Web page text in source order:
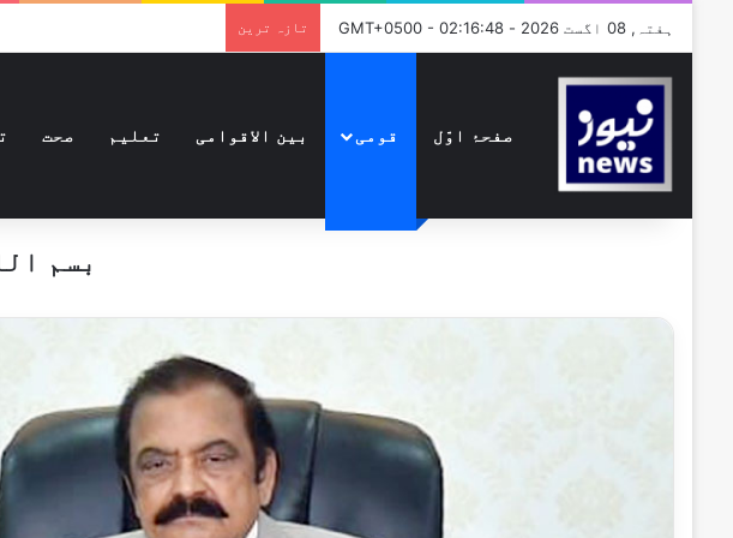
ہفتہ, 08 اگست 2026 - GMT+0500 - 02:16:48 تازہ ترین
صفحۂ اوّل قومی بین الاقوامی تعلیم صحت
بسم